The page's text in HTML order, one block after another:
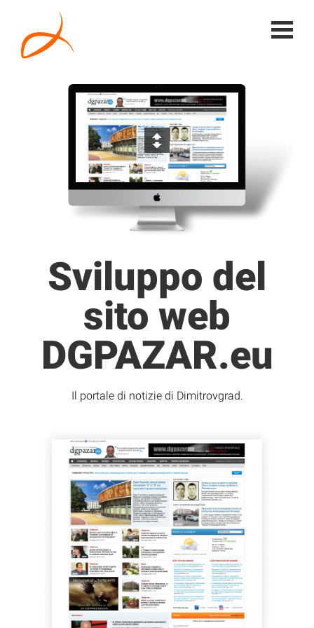
Sviluppo del
sito web
DGPAZAR.eu
Il portale di notizie di Dimitrovgrad.